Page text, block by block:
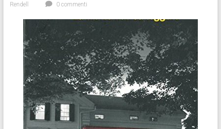
Rendell
0 commenti